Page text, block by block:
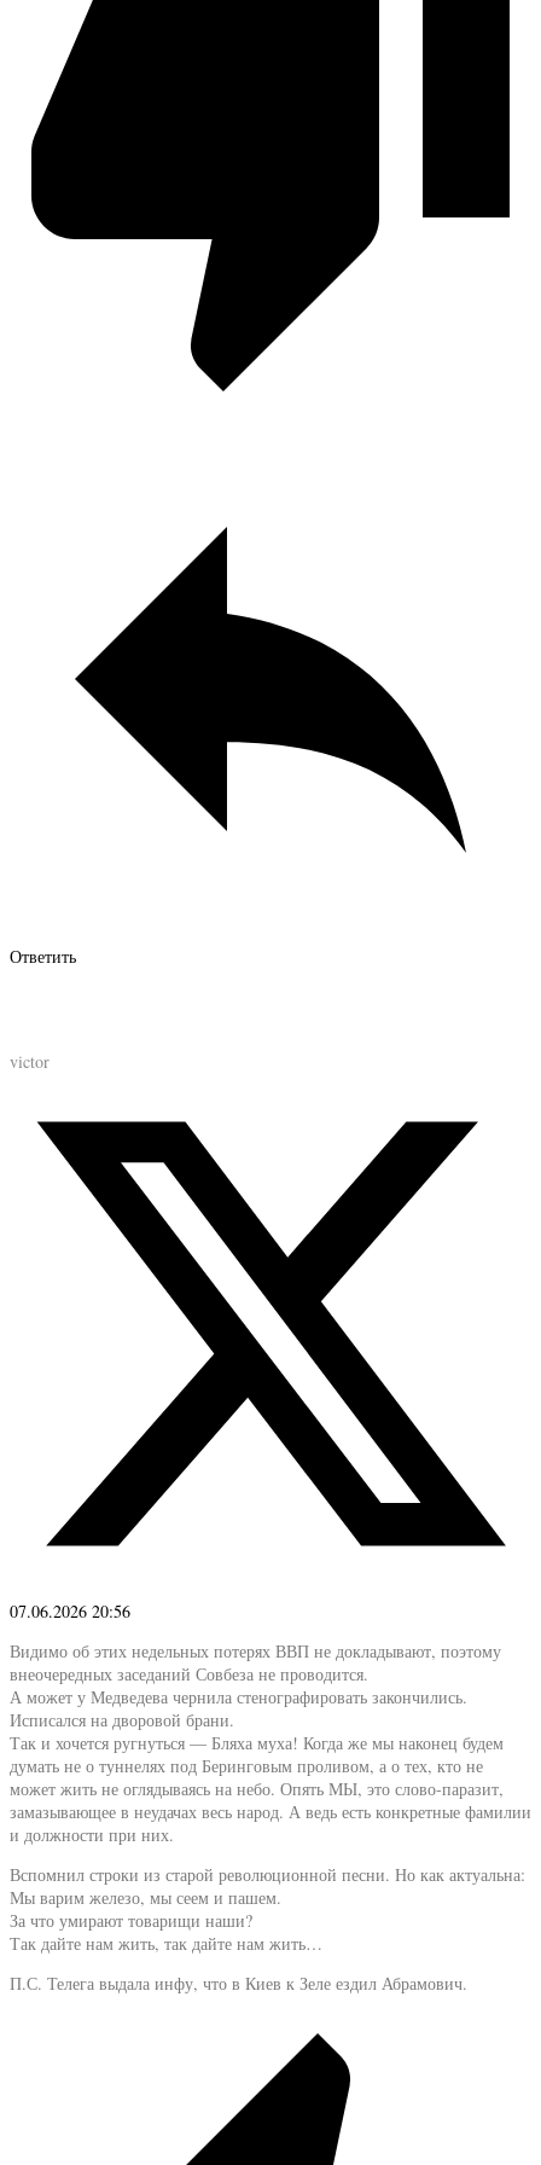
Ответить
victor
07.06.2026 20:56
Видимо об этих недельных потерях ВВП не докладывают, поэтому
внеочередных заседаний Совбеза не проводится.
А может у Медведева чернила стенографировать закончились.
Исписался на дворовой брани.
Так и хочется ругнуться — Бляха муха! Когда же мы наконец будем
думать не о туннелях под Беринговым проливом, а о тех, кто не
может жить не оглядываясь на небо. Опять МЫ, это слово-паразит,
замазывающее в неудачах весь народ. А ведь есть конкретные фамилии
и должности при них.
Вспомнил строки из старой революционной песни. Но как актуальна:
Мы варим железо, мы сеем и пашем.
За что умирают товарищи наши?
Так дайте нам жить, так дайте нам жить…
П.С. Телега выдала инфу, что в Киев к Зеле ездил Абрамович.